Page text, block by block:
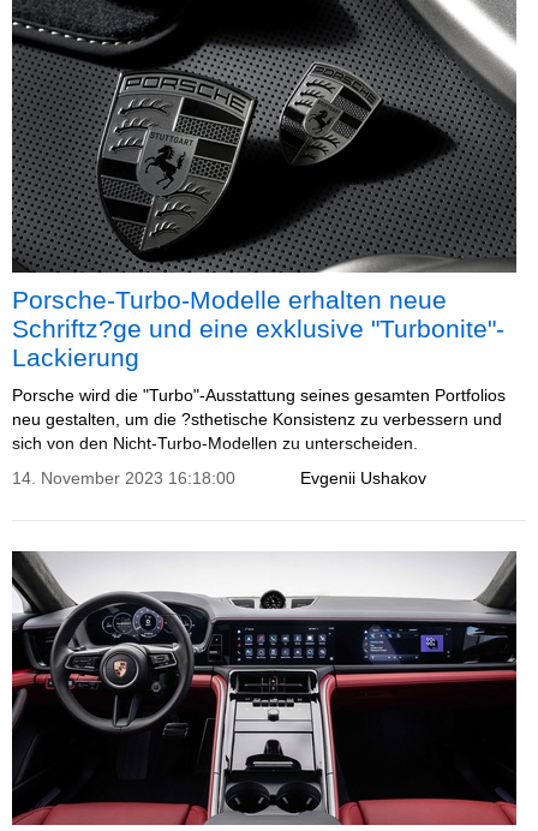
Porsche-Turbo-Modelle erhalten neue
Schriftz?ge und eine exklusive "Turbonite"-
Lackierung
Porsche wird die "Turbo"-Ausstattung seines gesamten Portfolios
neu gestalten, um die ?sthetische Konsistenz zu verbessern und
sich von den Nicht-Turbo-Modellen zu unterscheiden.
Evgenii Ushakov
14. November 2023 16:18:00